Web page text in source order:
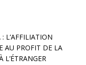
L’AFFILIATION
AU PROFIT DE LA